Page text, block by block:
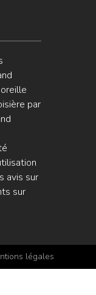
par
avis sur
sur
légales